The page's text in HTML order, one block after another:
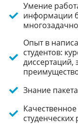
Умение
информации
Опыт в
студентов:
диссертаций,
Знание
студенческих